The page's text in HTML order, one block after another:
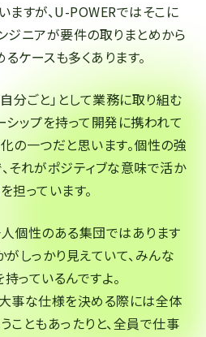
ますが、U-POWERではそこに
ジニアが要件の取りまとめから
ケースも多くあります。
分ごと」として業務に取り組む
シップを持って開発に携われて
の一つだと思います。個性の強
それがポジティブな意味で活か
担っています。
個性のある集団ではあります
しっかり見えていて、みんな
っているんですよ。
事な仕様を決める際には全体
こともあったりと、全員で仕事